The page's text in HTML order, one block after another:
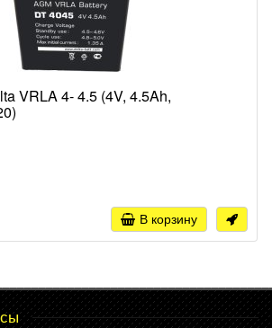
VRLA 4- 4.5 (4V, 4.5Ah,
В корзину